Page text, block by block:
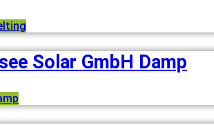
Solar GmbH Damp